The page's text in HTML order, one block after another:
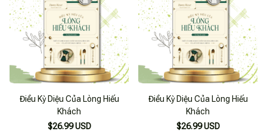
Điều Kỳ Diệu Của Lòng Hiếu
Khách
$26.99 USD
Điều Kỳ Diệu Của Lòng Hiếu
Khách
$26.99 USD